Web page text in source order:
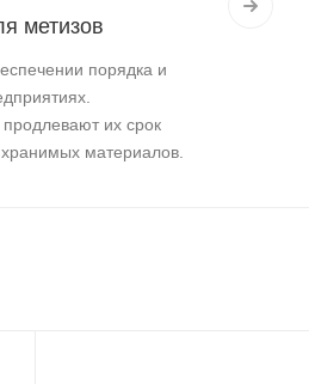
метизов
порядка и
их срок
материалов.